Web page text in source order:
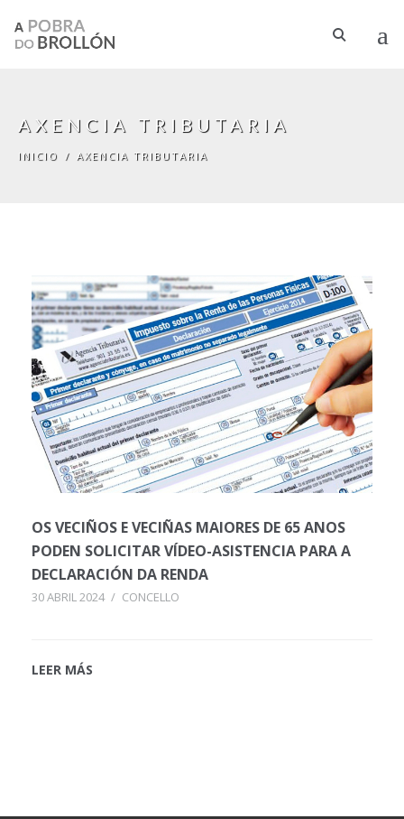
AXENCIA TRIBUTARIA
INICIO / AXENCIA TRIBUTARIA
OS VECIÑOS E VECIÑAS MAIORES DE 65 ANOS
PODEN SOLICITAR VÍDEO-ASISTENCIA PARA A
DECLARACIÓN DA RENDA
30 ABRIL 2024 / CONCELLO
LEER MÁS